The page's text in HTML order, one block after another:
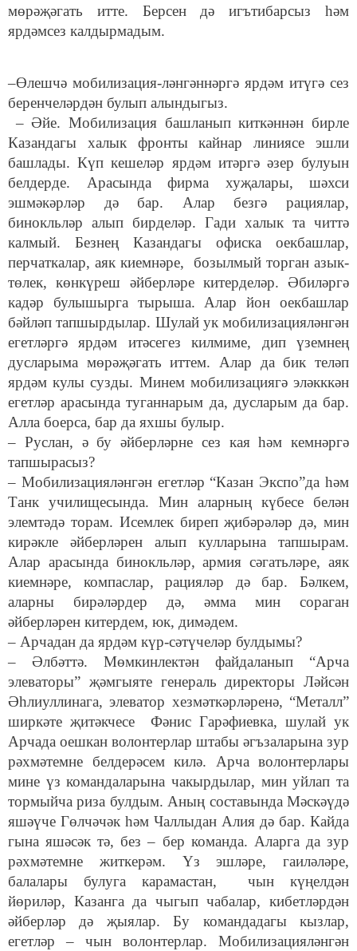
мөрәҗәгать итте. Берсен дә игътибарсыз һәм
ярдәмсез калдырмадым.
–Өлешчә мобилизация-ләнгәннәргә ярдәм итүгә сез
беренчеләрдән булып алындыгыз.
– Әйе. Мобилизация башланып киткәннән бирле
Казандагы халык фронты кайнар линиясе эшли
башлады. Күп кешеләр ярдәм итәргә әзер булуын
белдерде. Арасында фирма хуҗалары, шәхси
эшмәкәрләр дә бар. Алар безгә рациялар,
бинокльләр алып бирделәр. Гади халык та читтә
калмый. Безнең Казандагы офиска оекбашлар,
перчаткалар, аяк киемнәре, бозылмый торган азык-
төлек, көнкүреш әйберләре китерделәр. Әбиләргә
кадәр булышырга тырыша. Алар йон оекбашлар
бәйләп тапшырдылар. Шулай ук мобилизацияләнгән
егетләргә ярдәм итәсегез килмиме, дип үземнең
дусларыма мөрәҗәгать иттем. Алар да бик теләп
ярдәм кулы сузды. Минем мобилизациягә эләкккән
егетләр арасында туганнарым да, дусларым да бар.
Алла боерса, бар да яхшы булыр.
– Руслан, ә бу әйберләрне сез кая һәм кемнәргә
тапшырасыз?
– Мобилизацияләнгән егетләр “Казан Экспо”да һәм
Танк училищесында. Мин аларның күбесе белән
элемтәдә торам. Исемлек биреп җибәрәләр дә, мин
кирәкле әйберләрен алып кулларына тапшырам.
Алар арасында бинокльләр, армия сәгатьләре, аяк
киемнәре, компаслар, рацияләр дә бар. Бәлкем,
аларны бирәләрдер дә, әмма мин сораган
әйберләрен китердем, юк, димәдем.
– Арчадан да ярдәм күр-сәтүчеләр булдымы?
– Әлбәттә. Мөмкинлектән файдаланып “Арча
элеваторы” җәмгыяте генераль директоры Ләйсән
Әһлиуллинага, элеватор хезмәткәрләренә, “Металл”
ширкәте җитәкчесе Фәнис Гарәфиевка, шулай ук
Арчада оешкан волонтерлар штабы әгъзаларына зур
рәхмәтемне белдерәсем килә. Арча волонтерлары
мине үз командаларына чакырдылар, мин уйлап та
тормыйча риза булдым. Аның составында Мәскәүдә
яшәүче Гөлчәчәк һәм Чаллыдан Алия дә бар. Кайда
гына яшәсәк тә, без – бер команда. Аларга да зур
рәхмәтемне житкерәм. Үз эшләре, гаиләләре,
балалары булуга карамастан, чын күңелдән
йөриләр, Казанга да чыгып чабалар, кибетләрдән
әйберләр дә җыялар. Бу командадагы кызлар,
егетләр – чын волонтерлар. Мобилизацияләнгән